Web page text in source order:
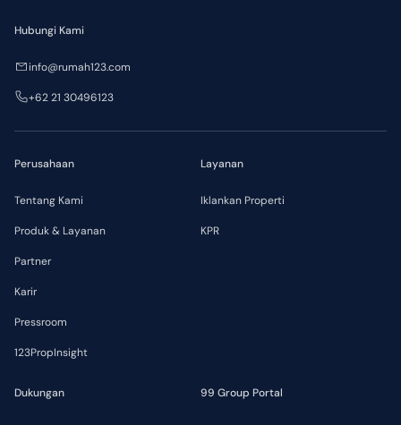
Perusahaan
Tentang Kami
Produk & Layanan
Partner
Karir
Pressroom
123PropInsight
Layanan
Iklankan Properti
KPR
Dukungan 99 Group Portal
Hubungi Kami
info@rumah123.com
+62 21 30496123